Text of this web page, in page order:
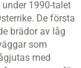
1990-talet
De första
brädor av låg
som
med